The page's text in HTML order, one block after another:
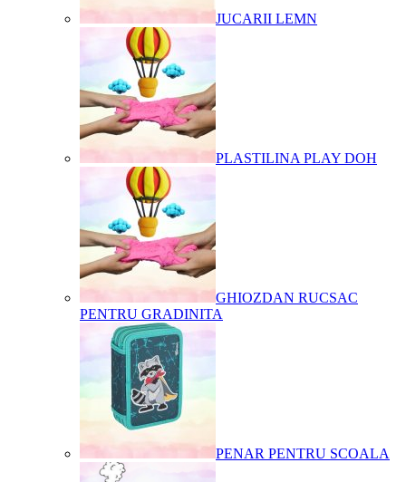
JUCARII LEMN
PLASTILINA PLAY DOH
GHIOZDAN RUCSAC
PENTRU GRADINITA
PENAR PENTRU SCOALA